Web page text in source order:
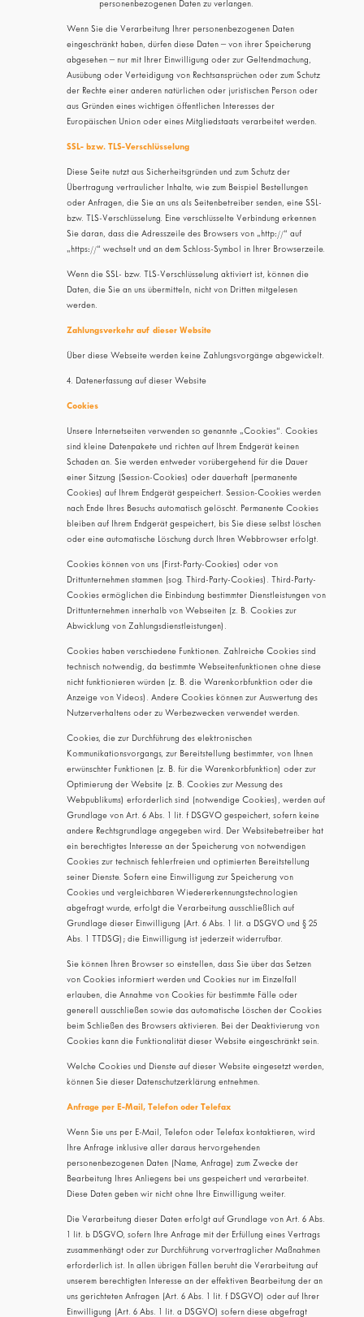
personenbezogenen Daten zu verlangen.
Wenn Sie die Verarbeitung Ihrer personenbezogenen Daten
eingeschränkt haben, dürfen diese Daten – von ihrer Speicherung
abgesehen – nur mit Ihrer Einwilligung oder zur Geltendmachung,
Ausübung oder Verteidigung von Rechtsansprüchen oder zum Schutz
der Rechte einer anderen natürlichen oder juristischen Person oder
aus Gründen eines wichtigen öffentlichen Interesses der
Europäischen Union oder eines Mitgliedstaats verarbeitet werden.
SSL- bzw. TLS-Verschlüsselung
Diese Seite nutzt aus Sicherheitsgründen und zum Schutz der
Übertragung vertraulicher Inhalte, wie zum Beispiel Bestellungen
oder Anfragen, die Sie an uns als Seitenbetreiber senden, eine SSL-
bzw. TLS-Verschlüsselung. Eine verschlüsselte Verbindung erkennen
Sie daran, dass die Adresszeile des Browsers von „http://“ auf
„https://“ wechselt und an dem Schloss-Symbol in Ihrer Browserzeile.
Wenn die SSL- bzw. TLS-Verschlüsselung aktiviert ist, können die
Daten, die Sie an uns übermitteln, nicht von Dritten mitgelesen
werden.
Zahlungsverkehr auf dieser Website
Über diese Webseite werden keine Zahlungsvorgänge abgewickelt.
4. Datenerfassung auf dieser Website
Cookies
Unsere Internetseiten verwenden so genannte „Cookies“. Cookies
sind kleine Datenpakete und richten auf Ihrem Endgerät keinen
Schaden an. Sie werden entweder vorübergehend für die Dauer
einer Sitzung (Session-Cookies) oder dauerhaft (permanente
Cookies) auf Ihrem Endgerät gespeichert. Session-Cookies werden
nach Ende Ihres Besuchs automatisch gelöscht. Permanente Cookies
bleiben auf Ihrem Endgerät gespeichert, bis Sie diese selbst löschen
oder eine automatische Löschung durch Ihren Webbrowser erfolgt.
Cookies können von uns (First-Party-Cookies) oder von
Drittunternehmen stammen (sog. Third-Party-Cookies). Third-Party-
Cookies ermöglichen die Einbindung bestimmter Dienstleistungen von
Drittunternehmen innerhalb von Webseiten (z. B. Cookies zur
Abwicklung von Zahlungsdienstleistungen).
Cookies haben verschiedene Funktionen. Zahlreiche Cookies sind
technisch notwendig, da bestimmte Webseitenfunktionen ohne diese
nicht funktionieren würden (z. B. die Warenkorbfunktion oder die
Anzeige von Videos). Andere Cookies können zur Auswertung des
Nutzerverhaltens oder zu Werbezwecken verwendet werden.
Cookies, die zur Durchführung des elektronischen
Kommunikationsvorgangs, zur Bereitstellung bestimmter, von Ihnen
erwünschter Funktionen (z. B. für die Warenkorbfunktion) oder zur
Optimierung der Website (z. B. Cookies zur Messung des
Webpublikums) erforderlich sind (notwendige Cookies), werden auf
Grundlage von Art. 6 Abs. 1 lit. f DSGVO gespeichert, sofern keine
andere Rechtsgrundlage angegeben wird. Der Websitebetreiber hat
ein berechtigtes Interesse an der Speicherung von notwendigen
Cookies zur technisch fehlerfreien und optimierten Bereitstellung
seiner Dienste. Sofern eine Einwilligung zur Speicherung von
Cookies und vergleichbaren Wiedererkennungstechnologien
abgefragt wurde, erfolgt die Verarbeitung ausschließlich auf
Grundlage dieser Einwilligung (Art. 6 Abs. 1 lit. a DSGVO und § 25
Abs. 1 TTDSG); die Einwilligung ist jederzeit widerrufbar.
Sie können Ihren Browser so einstellen, dass Sie über das Setzen
von Cookies informiert werden und Cookies nur im Einzelfall
erlauben, die Annahme von Cookies für bestimmte Fälle oder
generell ausschließen sowie das automatische Löschen der Cookies
beim Schließen des Browsers aktivieren. Bei der Deaktivierung von
Cookies kann die Funktionalität dieser Website eingeschränkt sein.
Welche Cookies und Dienste auf dieser Website eingesetzt werden,
können Sie dieser Datenschutzerklärung entnehmen.
Anfrage per E-Mail, Telefon oder Telefax
Wenn Sie uns per E-Mail, Telefon oder Telefax kontaktieren, wird
Ihre Anfrage inklusive aller daraus hervorgehenden
personenbezogenen Daten (Name, Anfrage) zum Zwecke der
Bearbeitung Ihres Anliegens bei uns gespeichert und verarbeitet.
Diese Daten geben wir nicht ohne Ihre Einwilligung weiter.
Die Verarbeitung dieser Daten erfolgt auf Grundlage von Art. 6 Abs.
1 lit. b DSGVO, sofern Ihre Anfrage mit der Erfüllung eines Vertrags
zusammenhängt oder zur Durchführung vorvertraglicher Maßnahmen
erforderlich ist. In allen übrigen Fällen beruht die Verarbeitung auf
unserem berechtigten Interesse an der effektiven Bearbeitung der an
uns gerichteten Anfragen (Art. 6 Abs. 1 lit. f DSGVO) oder auf Ihrer
Einwilligung (Art. 6 Abs. 1 lit. a DSGVO) sofern diese abgefragt